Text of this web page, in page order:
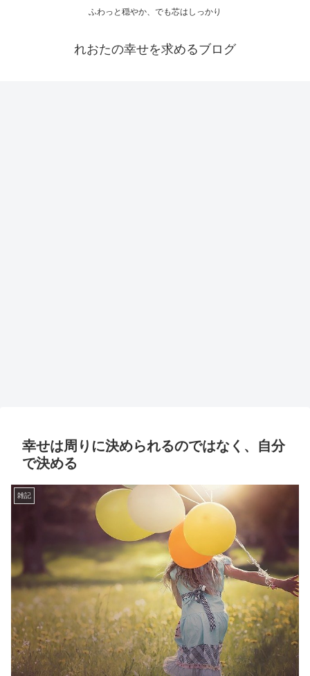
ふわっと穏やか、でも芯はしっかり
れおたの幸せを求めるブログ
幸せは周りに決められるのではなく、自分
で決める
雑記